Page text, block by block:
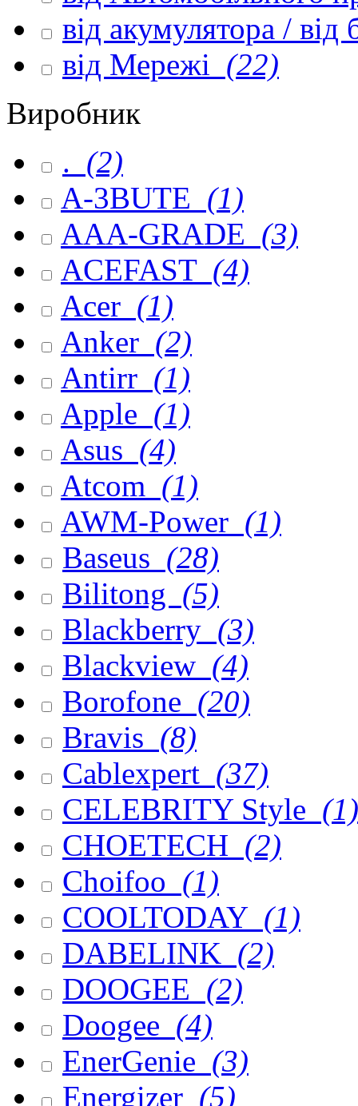
від акумулятора / від
від Мережі (22)
Виробник
. (2)
A-3BUTE (1)
AAA-GRADE (3)
ACEFAST (4)
Acer (1)
Anker (2)
Antirr (1)
Apple (1)
Asus (4)
Atcom (1)
AWM-Power (1)
Baseus (28)
Bilitong (5)
Blackberry (3)
Blackview (4)
Borofone (20)
Bravis (8)
Cablexpert (37)
CELEBRITY Style (1)
CHOETECH (2)
Choifoo (1)
COOLTODAY (1)
DABELINK (2)
DOOGEE (2)
Doogee (4)
EnerGenie (3)
Energizer (5)